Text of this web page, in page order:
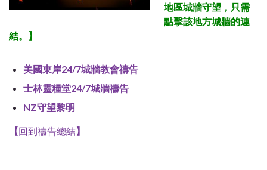
地區城牆守望，只需
點擊該地方城牆的連
結。
】
美國東岸24/7城牆教會禱告
士林靈糧堂24/7城牆禱告
NZ守望黎明
【回到禱告總結】